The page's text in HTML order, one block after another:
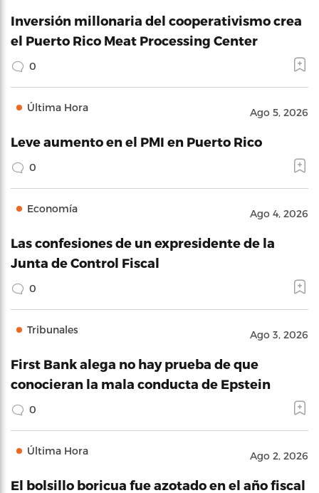
Inversión millonaria del cooperativismo crea
el Puerto Rico Meat Processing Center
0
Última Hora Ago 5, 2026
Leve aumento en el PMI en Puerto Rico
0
Economía Ago 4, 2026
Las confesiones de un expresidente de la
Junta de Control Fiscal
0
Tribunales Ago 3, 2026
First Bank alega no hay prueba de que
conocieran la mala conducta de Epstein
0
Última Hora Ago 2, 2026
El bolsillo boricua fue azotado en el año fiscal